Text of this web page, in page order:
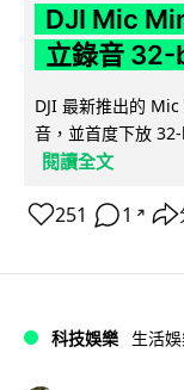
DJI Mic
立錄音 32-
DJI 最新推出的
音，並首度下放
閱讀全文
251 1 ↗
科技娛樂 生活